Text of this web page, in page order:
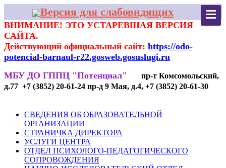
Версия для слабовидящих
ВНИМАНИЕ! ЭТО УСТАРЕВШАЯ ВЕРСИЯ
САЙТА.
Действующий официальный сайт: https://odo-
potencial-barnaul-r22.gosweb.gosuslugi.ru
МБУ ДО ГППЦ "Потенциал"
пр-т Комсомольский,
д.77 +7 (3852) 20-61-24 пр-д 9 Мая, д.4, +7 (3852) 20-61-30
СВЕДЕНИЯ ОБ ОБРАЗОВАТЕЛЬНОЙ
ОРГАНИЗАЦИИ
СТРАНИЧКА ДИРЕКТОРА
УСЛУГИ ЦЕНТРА
ОТДЕЛ ПСИХОЛОГО-ПЕДАГОГИЧЕСКОГО
СОПРОВОЖДЕНИЯ